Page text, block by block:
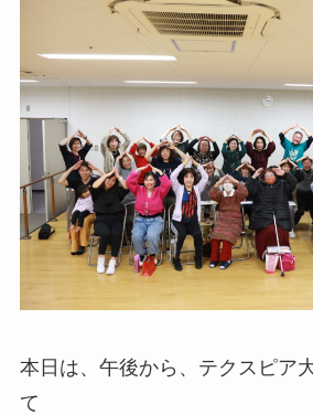
本日は、午後から、テクスピア
て